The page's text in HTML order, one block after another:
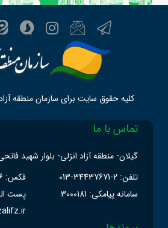
کلیه حقوق سایت برای سازمان منطقه
تماس با ما
گیلان- منطقه آزاد انزلی- بلوار شهید
تلفن: 2-34437671-013
فکس: 34438006-013
سامانه پیامکی: 3000181
پست